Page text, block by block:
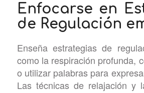
Enfocarse en
de Regulación
Enseña estrategias de
como la respiración profunda,
o utilizar palabras para
Las técnicas de relajación y